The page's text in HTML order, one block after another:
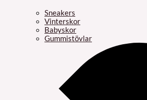
Sneakers
Vinterskor
Babyskor
Gummistövlar